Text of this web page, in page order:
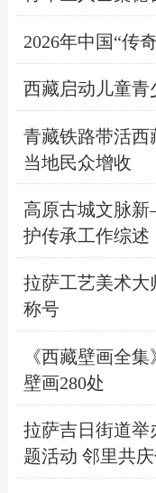
2026年中国“传
西藏启动儿童青
青藏铁路带活西
当地民众增收
高原古城文脉
护传承工作综述
拉萨工艺美术大
称号
《西藏壁画全
壁画280处
拉萨吉日街道举
题活动 邻里共